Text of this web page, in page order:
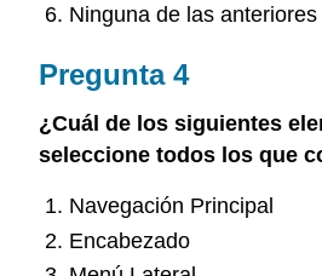
Ninguna de las anteriores
Pregunta 4
¿Cuál de los siguientes
seleccione todos los que
Navegación Principal
Encabezado